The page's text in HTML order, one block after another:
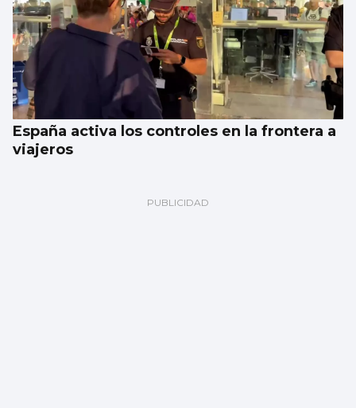
España activa los controles en la frontera a
viajeros